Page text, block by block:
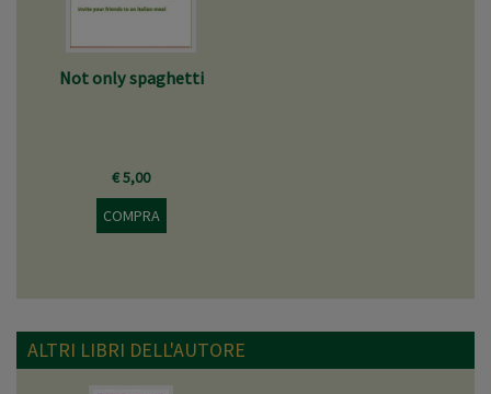
Not only spaghetti
€ 5,00
COMPRA
ALTRI LIBRI DELL'AUTORE